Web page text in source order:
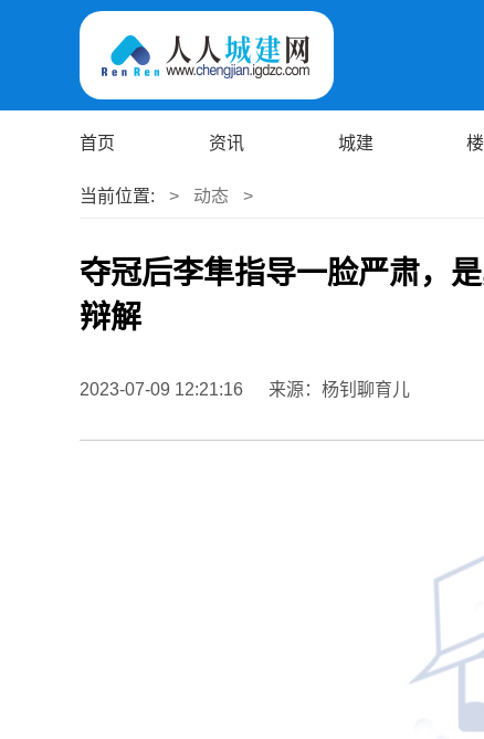
首页 资讯 城建
当前位置: > 动态 >
夺冠后李隼指导一脸严肃，
辩解
2023-07-09 12:21:16 来源：杨钊聊育儿